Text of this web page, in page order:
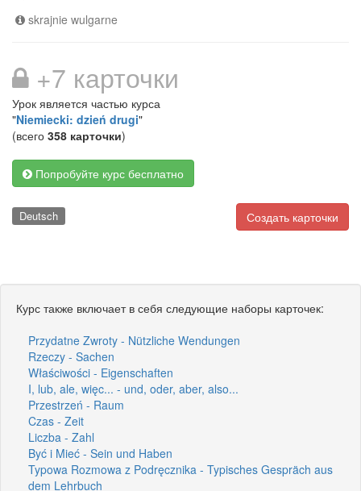
skrajnie wulgarne
+7 карточки
Урок является частью курса
"Niemiecki: dzień drugi"
(всего 358 карточки)
Попробуйте курс бесплатно
Создать карточки
Deutsch
Курс также включает в себя следующие наборы карточек:
Przydatne Zwroty - Nützliche Wendungen
Rzeczy - Sachen
Właściwości - Eigenschaften
I, lub, ale, więc... - und, oder, aber, also...
Przestrzeń - Raum
Czas - Zeit
Liczba - Zahl
Być i Mieć - Sein und Haben
Typowa Rozmowa z Podręcznika - Typisches Gespräch aus
dem Lehrbuch